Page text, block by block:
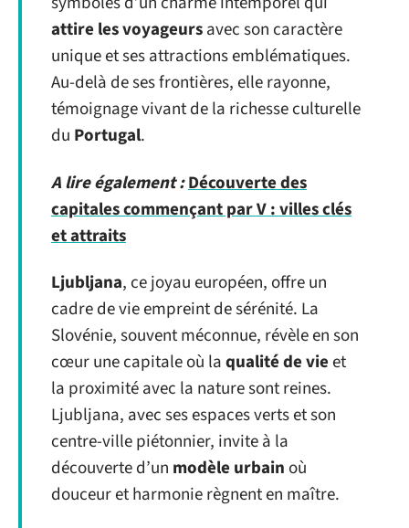
attire les voyageursavec son caractère
unique et ses attractions emblématiques.
Au-delà de ses frontières, elle rayonne,
témoignage vivant de la richesse culturelle
du Portugal.
A lire également :Découverte des
capitales commençant par V : villes clés
et attraits
Ljubljana, ce joyau européen, offre un
cadre de vie empreint de sérénité. La
Slovénie, souvent méconnue, révèle en son
cœur une capitale où laqualité de vieet
la proximité avec la nature sont reines.
Ljubljana, avec ses espaces verts et son
centre-ville piétonnier, invite à la
découverte d’un modèle urbain où
douceur et harmonie règnent en maître.